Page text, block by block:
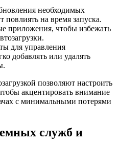
необходимых
повлиять на время запуска.
приложения, чтобы избежать
для управления
добавлять или удалять
позволяют настроить
акцентировать внимание
с минимальными потерями
служб и